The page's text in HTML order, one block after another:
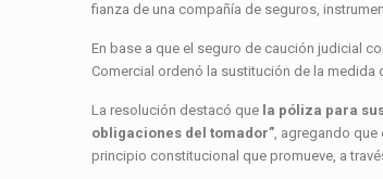
fianza de una compañía de seguros,
En base a que el seguro de caución judicial
Comercial ordenó la sustitución de la
La resolución destacó que la póliza para
obligaciones del tomador”, agregando que
principio constitucional que promueve, a